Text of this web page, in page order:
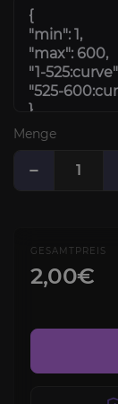
Menge
−
GESAMTPREIS
2,00€